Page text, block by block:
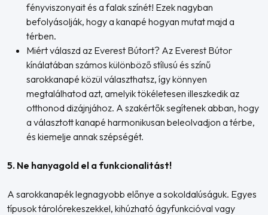
fényviszonyait és a falak színét! Ezek nagyban
befolyásolják, hogy a kanapé hogyan mutat majd a
térben.
Miért válaszd az Everest Bútort? Az Everest Bútor
kínálatában számos különböző stílusú és színű
sarokkanapé közül választhatsz, így könnyen
megtalálhatod azt, amelyik tökéletesen illeszkedik az
otthonod dizájnjához. A szakértők segítenek abban, hogy
a választott kanapé harmonikusan beleolvadjon a térbe,
és kiemelje annak szépségét.
5. Ne hanyagold el a funkcionalitást!
A sarokkanapék legnagyobb előnye a sokoldalúságuk. Egyes
típusok tárolórekeszekkel, kihúzható ágyfunkcióval vagy